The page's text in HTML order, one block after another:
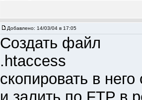
Добавлено: 14/03/04 в 17:05
Создать файл
.htaccess
скопировать в